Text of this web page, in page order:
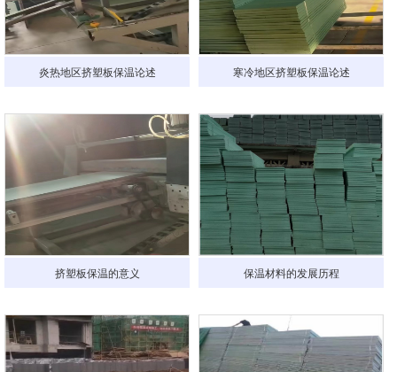
炎热地区挤塑板保温论述 寒冷地区挤塑板保温论述
挤塑板保温的意义 保温材料的发展历程